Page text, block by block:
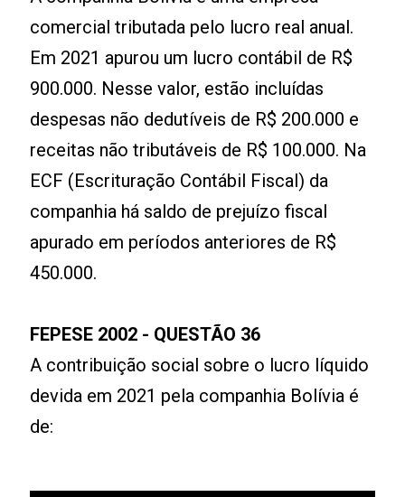
comercial tributada pelo lucro real anual.
Em 2021 apurou um lucro contábil de R$
900.000. Nesse valor, estão incluídas
despesas não dedutíveis de R$ 200.000 e
receitas não tributáveis de R$ 100.000. Na
ECF (Escrituração Contábil Fiscal) da
companhia há saldo de prejuízo fiscal
apurado em períodos anteriores de R$
450.000.
FEPESE 2002 - QUESTÃO 36
A contribuição social sobre o lucro líquido
devida em 2021 pela companhia Bolívia é
de: